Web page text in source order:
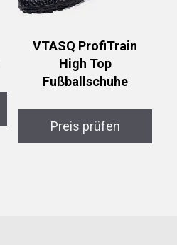
VTASQ ProfiTrain
High Top
Fußballschuhe
Preis prüfen